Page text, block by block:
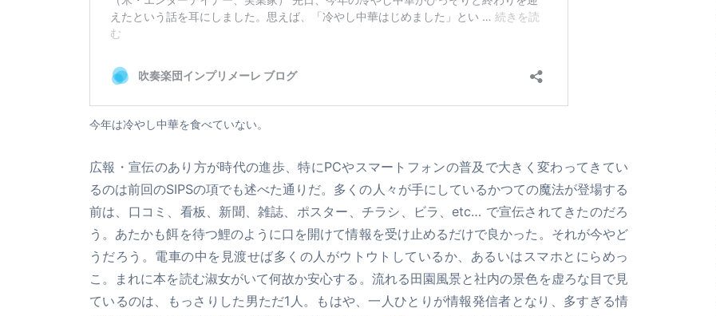
今年は冷やし中華を食べていない。
広報・宣伝のあり方が時代の進歩、特にPCやスマートフォンの普及で大きく変わってきてい
るのは前回のSIPSの項でも述べた通りだ。多くの人々が手にしているかつての魔法が登場する
前は、口コミ、看板、新聞、雑誌、ポスター、チラシ、ビラ、etc… で宣伝されてきたのだろ
う。あたかも餌を待つ鯉のように口を開けて情報を受け止めるだけで良かった。それが今やど
うだろう。電車の中を見渡せば多くの人がウトウトしているか、あるいはスマホとにらめっ
こ。まれに本を読む淑女がいて何故か安心する。流れる田園風景と社内の景色を虚ろな目で見
ているのは、もっさりした男ただ1人。もはや、一人ひとりが情報発信者となり、多すぎる情